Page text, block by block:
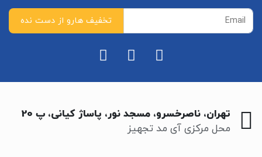
تهران، ناصرخسرو، مسجد نور، پاساژ کیانی، پ 20
محل مرکزی آی مد تجهیز